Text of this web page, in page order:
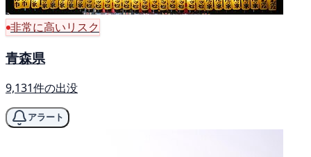
非常に高いリスク
青森県
9,131件の出没
アラート